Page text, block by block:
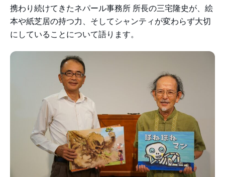
携わり続けてきたネパール事務所 所長の三宅隆史が、絵
本や紙芝居の持つ力、そしてシャンティが変わらず大切
にしていることについて語ります。